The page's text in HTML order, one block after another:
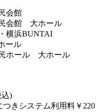
会館
民会館 大ホール
横浜BUNTAI
ール
ホール 大ホール
込)
きシステム利用料￥220